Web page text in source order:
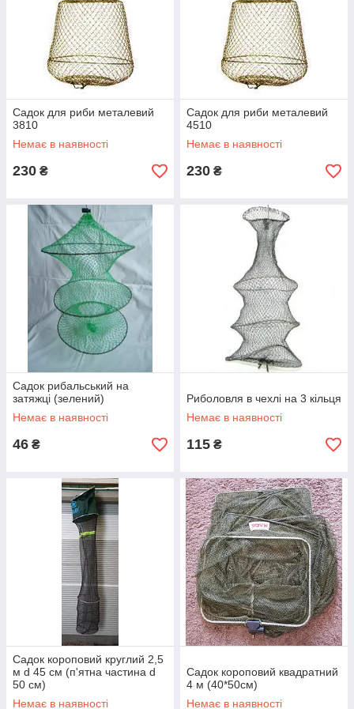
Садок для риби металевий
3810
Немає в наявності
230 ₴
Садок для риби металевий
4510
Немає в наявності
230 ₴
Садок рибальський на
затяжці (зелений)
Немає в наявності
46 ₴
Риболовля в чехлі на 3 кільця
Немає в наявності
115 ₴
Садок короповий круглий 2,5
м d 45 см (п'ятна частина d
50 см)
Немає в наявності
Садок короповий квадратний
4 м (40*50см)
Немає в наявності